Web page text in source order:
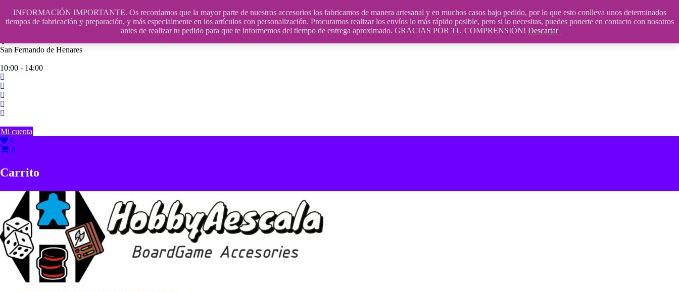
INFORMACIÓN IMPORTANTE. Os recordamos que la mayor parte de nuestros accesorios los fabricamos de manera artesanal y en muchos casos bajo pedido, por lo que esto conlleva unos determinados
tiempos de fabricación y preparación, y más especialmente en los artículos con personalización. Procuramos realizar los envíos lo más rápido posible, pero si lo necesitas, puedes ponerte en contacto con nosotros
antes de realizar tu pedido para que te informemos del tiempo de entrega aproximado. GRACIAS POR TU COMPRENSIÓN! Descartar
contenido
609241475 SOLO DE 10:00 a 14:00
San Fernando de Henares
10:00 - 14:00
Mi cuenta
0
0
Carrito